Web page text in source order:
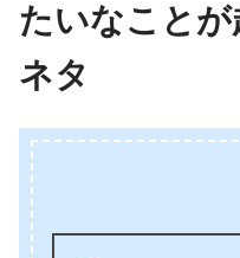
たいなこと
ネタ